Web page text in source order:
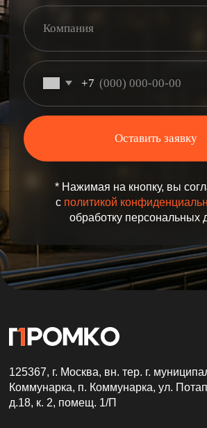
Услуги Поставки оборудования
Контакты
ООО "ПРОМКО"
Правовая информация
ОГРН: 1157746311051
ИНН: 7733229154
Политика конфиденциальности
Контактная информация
+7 (499) 961-21-08
ООО "ПРОМКО"